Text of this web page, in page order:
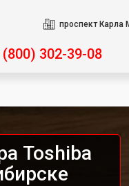
проспект Карла
(800) 302-39-08
Toshiba